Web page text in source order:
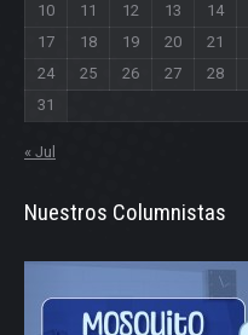
10
11 12 13 14
17
18 19 20 21
24
25 26 27 28
31
« Jul
Nuestros Columnistas